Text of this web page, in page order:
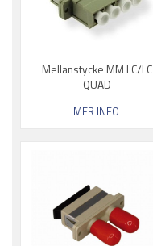
Mellanstycke MM LC/LC
QUAD
MER INFO